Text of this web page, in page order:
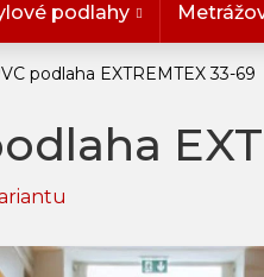
podlahy
podlaha EXTREMTEX 33-69